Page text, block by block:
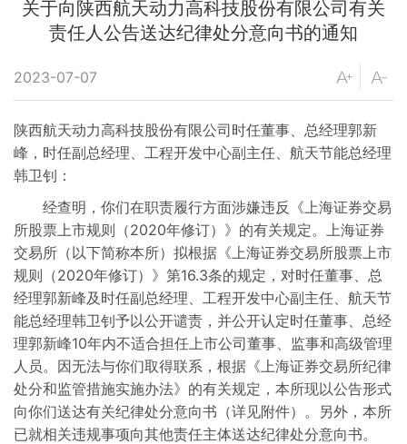
关于向陕西航天动力高科技股份有限公司有关
责任人公告送达纪律处分意向书的通知
2023-07-07
陕西航天动力高科技股份有限公司时任董事、总经理郭新
峰，时任副总经理、工程开发中心副主任、航天节能总经理
韩卫钊：
经查明，你们在职责履行方面涉嫌违反《上海证券交易
所股票上市规则（2020年修订）》的有关规定。上海证券
交易所（以下简称本所）拟根据《上海证券交易所股票上市
规则（2020年修订）》第16.3条的规定，对时任董事、总
经理郭新峰及时任副总经理、工程开发中心副主任、航天节
能总经理韩卫钊予以公开谴责，并公开认定时任董事、总经
理郭新峰10年内不适合担任上市公司董事、监事和高级管理
人员。因无法与你们取得联系，根据《上海证券交易所纪律
处分和监管措施实施办法》的有关规定，本所现以公告形式
向你们送达有关纪律处分意向书（详见附件）。另外，本所
已就相关违规事项向其他责任主体送达纪律处分意向书。